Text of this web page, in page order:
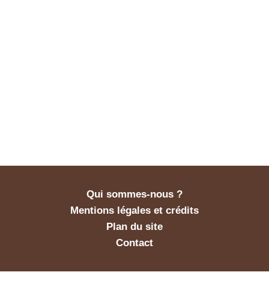
Qui sommes-nous ?
Mentions légales et crédits
Plan du site
Contact